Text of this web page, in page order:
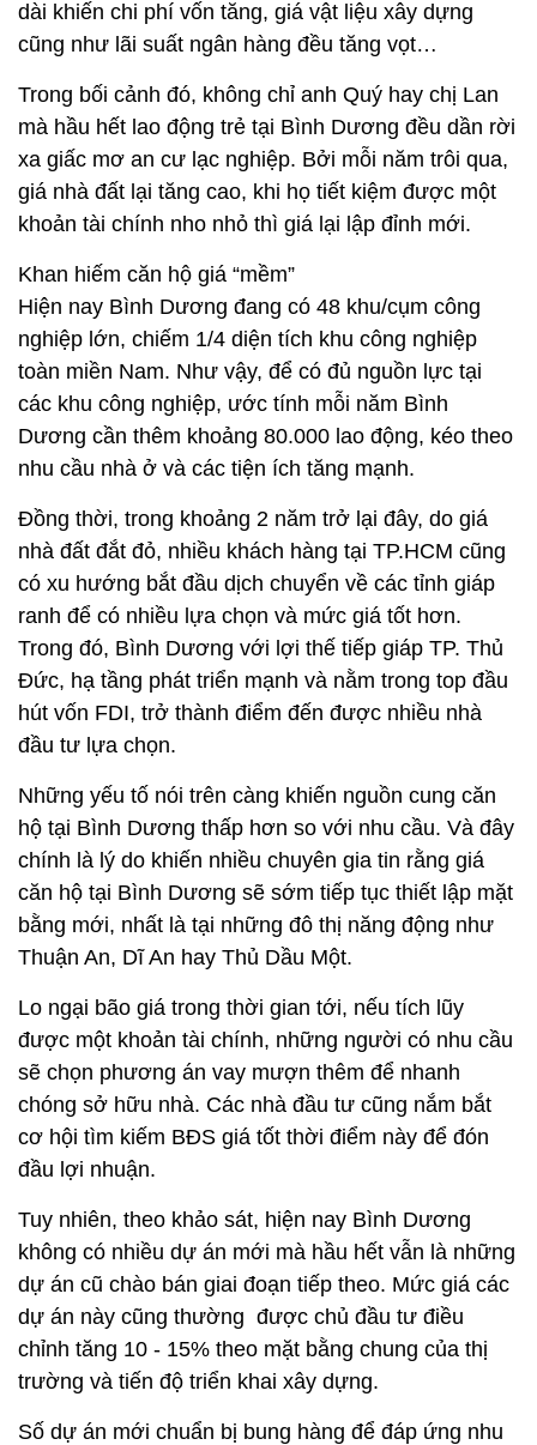
dài khiến chi phí vốn tăng, giá vật liệu xây dựng
cũng như lãi suất ngân hàng đều tăng vọt…
Trong bối cảnh đó, không chỉ anh Quý hay chị Lan
mà hầu hết lao động trẻ tại Bình Dương đều dần rời
xa giấc mơ an cư lạc nghiệp. Bởi mỗi năm trôi qua,
giá nhà đất lại tăng cao, khi họ tiết kiệm được một
khoản tài chính nho nhỏ thì giá lại lập đỉnh mới.
Khan hiếm căn hộ giá “mềm”
Hiện nay Bình Dương đang có 48 khu/cụm công
nghiệp lớn, chiếm 1/4 diện tích khu công nghiệp
toàn miền Nam. Như vậy, để có đủ nguồn lực tại
các khu công nghiệp, ước tính mỗi năm Bình
Dương cần thêm khoảng 80.000 lao động, kéo theo
nhu cầu nhà ở và các tiện ích tăng mạnh.
Đồng thời, trong khoảng 2 năm trở lại đây, do giá
nhà đất đắt đỏ, nhiều khách hàng tại TP.HCM cũng
có xu hướng bắt đầu dịch chuyển về các tỉnh giáp
ranh để có nhiều lựa chọn và mức giá tốt hơn.
Trong đó, Bình Dương với lợi thế tiếp giáp TP. Thủ
Đức, hạ tầng phát triển mạnh và nằm trong top đầu
hút vốn FDI, trở thành điểm đến được nhiều nhà
đầu tư lựa chọn.
Những yếu tố nói trên càng khiến nguồn cung căn
hộ tại Bình Dương thấp hơn so với nhu cầu. Và đây
chính là lý do khiến nhiều chuyên gia tin rằng giá
căn hộ tại Bình Dương sẽ sớm tiếp tục thiết lập mặt
bằng mới, nhất là tại những đô thị năng động như
Thuận An, Dĩ An hay Thủ Dầu Một.
Lo ngại bão giá trong thời gian tới, nếu tích lũy
được một khoản tài chính, những người có nhu cầu
sẽ chọn phương án vay mượn thêm để nhanh
chóng sở hữu nhà. Các nhà đầu tư cũng nắm bắt
cơ hội tìm kiếm BĐS giá tốt thời điểm này để đón
đầu lợi nhuận.
Tuy nhiên, theo khảo sát, hiện nay Bình Dương
không có nhiều dự án mới mà hầu hết vẫn là những
dự án cũ chào bán giai đoạn tiếp theo. Mức giá các
dự án này cũng thường được chủ đầu tư điều
chỉnh tăng 10 - 15% theo mặt bằng chung của thị
trường và tiến độ triển khai xây dựng.
Số dự án mới chuẩn bị bung hàng để đáp ứng nhu